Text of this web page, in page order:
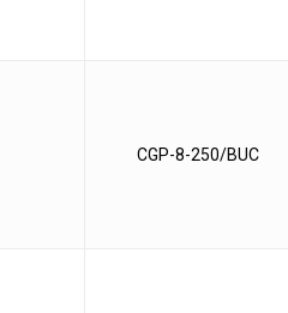
CGP-8-250/BUC